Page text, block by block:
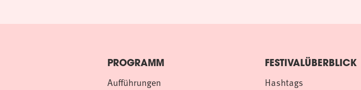
PROGRAMM
Aufführungen
FESTIVALÜBERBLICK
Hashtags